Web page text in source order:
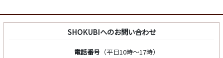
SHOKUBIへのお問い合わせ
電話番号（平日10時～17時）